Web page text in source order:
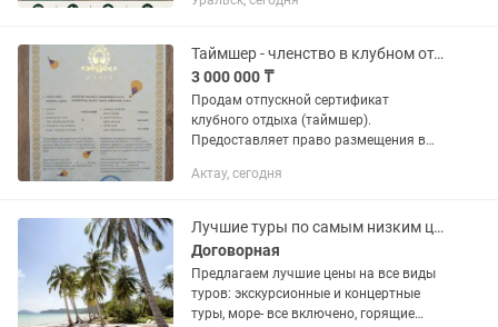
Таймшер - членство в клубном отдыхе
3 000 000 ₸
Продам отпускной сертификат
клубного отдыха (таймшер).
Предоставляет право размещения в
Vacation Club. Сертификат Бессрочный,
Более...
Актау, сегодня
Лучшие туры по самым низким ценам!
Договорная
Предлагаем лучшие цены на все виды
туров: экскурсионные и концертные
туры, море- все включено, горящие